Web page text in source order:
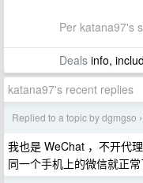
Per katana97's
Dealsinfo,
katana97's recent replies
Replied to a topic by dgmgso ›
我也是 WeChat ，不开代
同一个手机上的微信就正常